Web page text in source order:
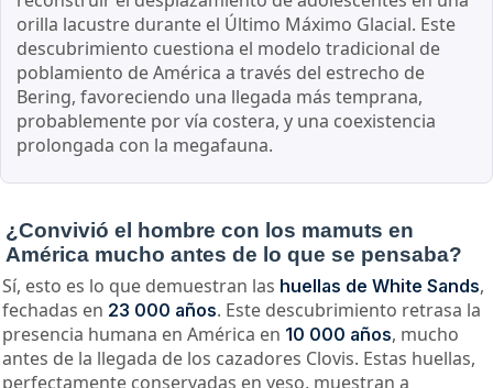
orilla lacustre durante el Último Máximo Glacial. Este
descubrimiento cuestiona el modelo tradicional de
poblamiento de América a través del estrecho de
Bering, favoreciendo una llegada más temprana,
probablemente por vía costera, y una coexistencia
prolongada con la megafauna.
¿Convivió el hombre con los mamuts en
América mucho antes de lo que se pensaba?
Sí, esto es lo que demuestran las huellas de White Sands,
fechadas en 23 000 años. Este descubrimiento retrasa la
presencia humana en América en 10 000 años, mucho
antes de la llegada de los cazadores Clovis. Estas huellas,
perfectamente conservadas en yeso, muestran a